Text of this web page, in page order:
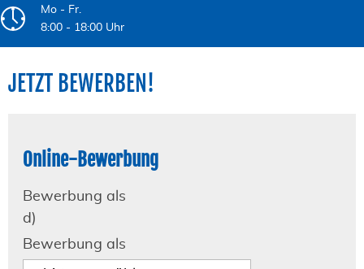
Mo - Fr.
8:00 - 18:00 Uhr
JETZT BEWERBEN!
Online-Bewerbung
Bewerbung als
d)
Bewerbung als